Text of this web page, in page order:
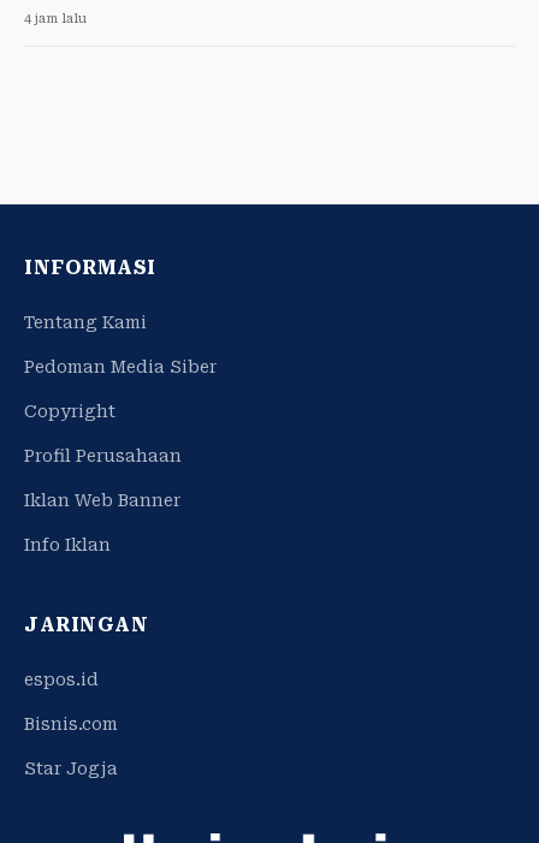
4 jam lalu
INFORMASI
Tentang Kami
Pedoman Media Siber
Copyright
Profil Perusahaan
Iklan Web Banner
Info Iklan
JARINGAN
espos.id
Bisnis.com
Star Jogja